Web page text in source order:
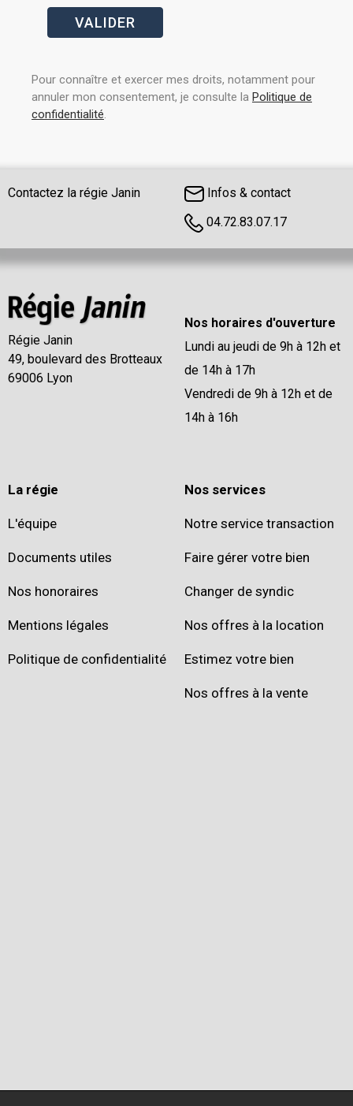
Pour connaître et exercer mes droits, notamment pour
annuler mon consentement, je consulte la Politique de
confidentialité.
Contactez la régie Janin
Infos & contact
04.72.83.07.17
Régie Janin
49, boulevard des Brotteaux
69006 Lyon
Nos horaires d'ouverture
Lundi au jeudi de 9h à 12h et
de 14h à 17h
Vendredi de 9h à 12h et de
14h à 16h
La régie
L'équipe
Documents utiles
Nos honoraires
Mentions légales
Politique de confidentialité
Nos services
Notre service transaction
Faire gérer votre bien
Changer de syndic
Nos offres à la location
Estimez votre bien
Nos offres à la vente